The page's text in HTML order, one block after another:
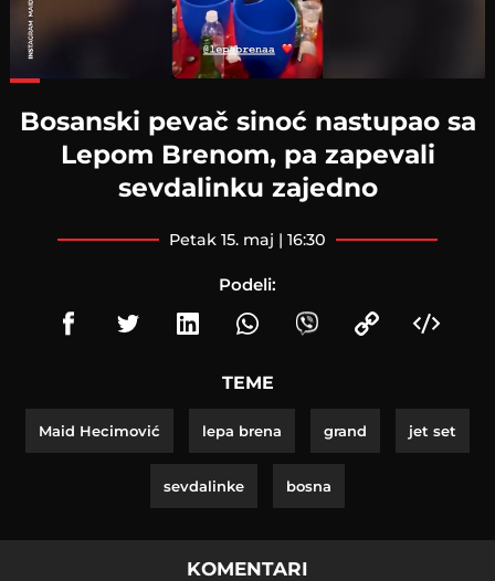
Bosanski pevač sinoć nastupao sa
Lepom Brenom, pa zapevali
sevdalinku zajedno
petak 15. maj | 16:30
Podeli:
TEME
Maid Hecimović lepa brena grand jet set
sevdalinke bosna
KOMENTARI